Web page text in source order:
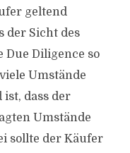
geltend
der Sicht des
Due Diligence so
Umstände
dass der
Umstände
sollte der Käufer